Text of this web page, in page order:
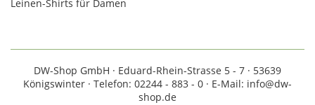
Leinen-Shirts für Damen
DW-Shop GmbH · Eduard-Rhein-Strasse 5 - 7 · 53639
Königswinter · Telefon: 02244 - 883 - 0 · E-Mail: info@dw-
shop.de